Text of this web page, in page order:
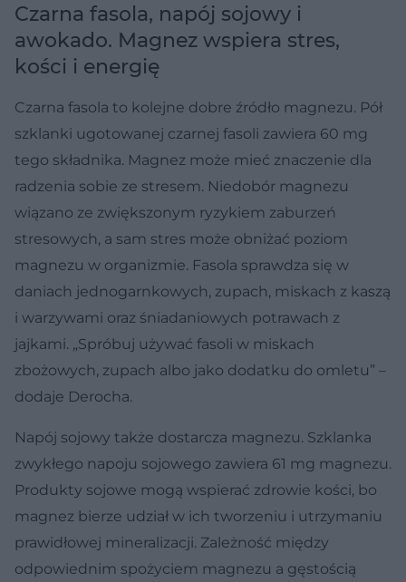
Czarna fasola, napój sojowy i
awokado. Magnez wspiera stres,
kości i energię
Czarna fasola to kolejne dobre źródło magnezu. Pół
szklanki ugotowanej czarnej fasoli zawiera 60 mg
tego składnika. Magnez może mieć znaczenie dla
radzenia sobie ze stresem. Niedobór magnezu
wiązano ze zwiększonym ryzykiem zaburzeń
stresowych, a sam stres może obniżać poziom
magnezu w organizmie. Fasola sprawdza się w
daniach jednogarnkowych, zupach, miskach z kaszą
i warzywami oraz śniadaniowych potrawach z
jajkami. „Spróbuj używać fasoli w miskach
zbożowych, zupach albo jako dodatku do omletu” –
dodaje Derocha.
Napój sojowy także dostarcza magnezu. Szklanka
zwykłego napoju sojowego zawiera 61 mg magnezu.
Produkty sojowe mogą wspierać zdrowie kości, bo
magnez bierze udział w ich tworzeniu i utrzymaniu
prawidłowej mineralizacji. Zależność między
odpowiednim spożyciem magnezu a gęstością